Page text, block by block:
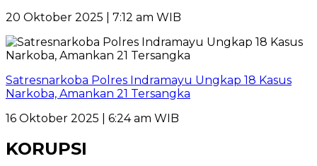
20 Oktober 2025 | 7:12 am WIB
Satresnarkoba Polres Indramayu Ungkap 18 Kasus
Narkoba, Amankan 21 Tersangka
16 Oktober 2025 | 6:24 am WIB
KORUPSI